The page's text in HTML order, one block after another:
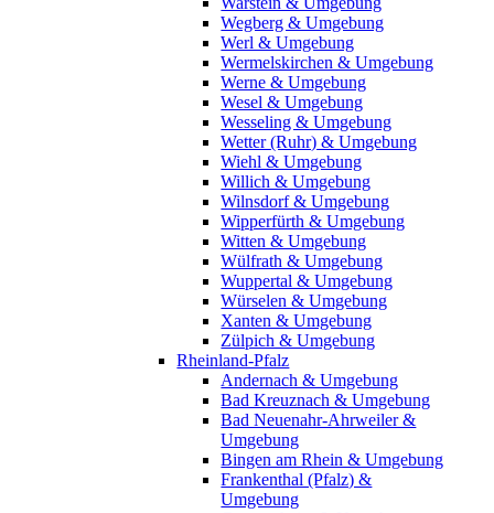
Wegberg & Umgebung
Werl & Umgebung
Wermelskirchen & Umgebung
Werne & Umgebung
Wesel & Umgebung
Wesseling & Umgebung
Wetter (Ruhr) & Umgebung
Wiehl & Umgebung
Willich & Umgebung
Wilnsdorf & Umgebung
Wipperfürth & Umgebung
Witten & Umgebung
Wülfrath & Umgebung
Wuppertal & Umgebung
Würselen & Umgebung
Xanten & Umgebung
Zülpich & Umgebung
Rheinland-Pfalz
Andernach & Umgebung
Bad Kreuznach & Umgebung
Bad Neuenahr-Ahrweiler &
Umgebung
Bingen am Rhein & Umgebung
Frankenthal (Pfalz) &
Umgebung